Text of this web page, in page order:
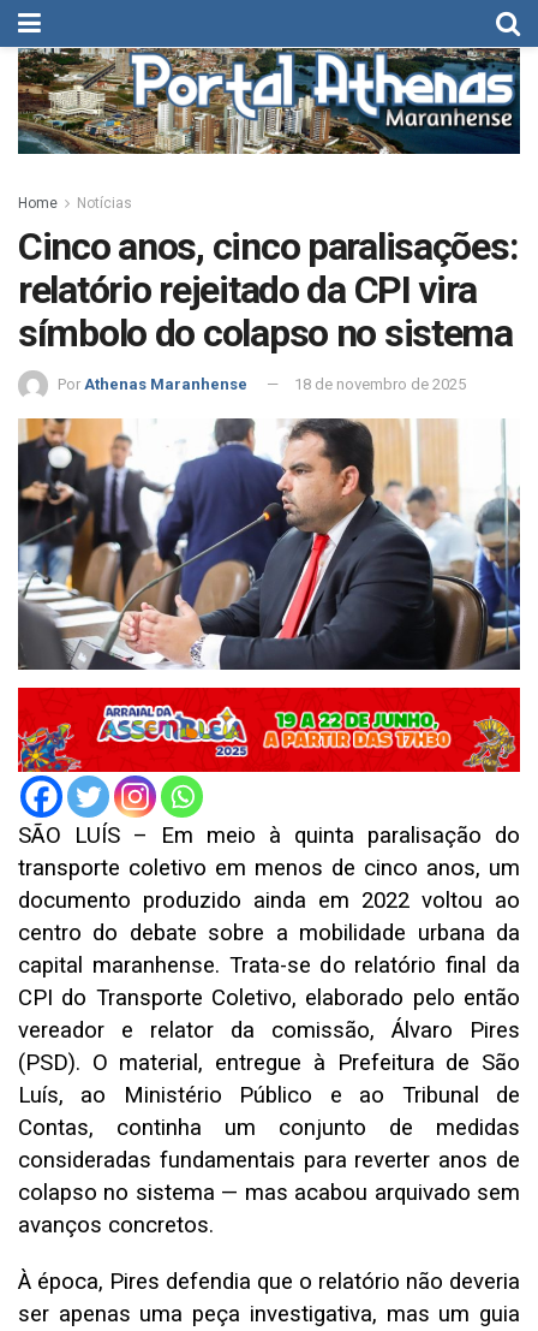
Home Notícias
Cinco anos, cinco paralisações:
relatório rejeitado da CPI vira
símbolo do colapso no sistema
Por Athenas Maranhense 18 de novembro de 2025
SÃO LUÍS – Em meio à quinta paralisação do
transporte coletivo em menos de cinco anos, um
documento produzido ainda em 2022 voltou ao
centro do debate sobre a mobilidade urbana da
capital maranhense. Trata-se do relatório final da
CPI do Transporte Coletivo, elaborado pelo então
vereador e relator da comissão, Álvaro Pires
(PSD). O material, entregue à Prefeitura de São
Luís, ao Ministério Público e ao Tribunal de
Contas, continha um conjunto de medidas
consideradas fundamentais para reverter anos de
colapso no sistema — mas acabou arquivado sem
avanços concretos.
À época, Pires defendia que o relatório não deveria
ser apenas uma peça investigativa, mas um guia